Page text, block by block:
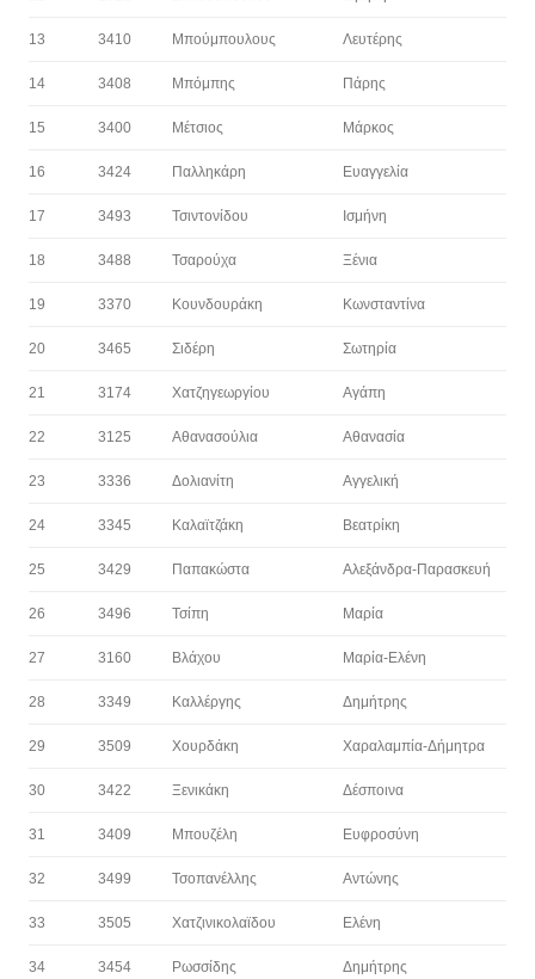
13 3410 Μπούμπουλους Λευτέρης
14 3408 Μπόμπης Πάρης
15 3400 Μέτσιος Μάρκος
16 3424 Παλληκάρη Ευαγγελία
17 3493 Τσιντονίδου Ισμήνη
18 3488 Τσαρούχα Ξένια
19 3370 Κουνδουράκη Κωνσταντίνα
20 3465 Σιδέρη Σωτηρία
21 3174 Χατζηγεωργίου Αγάπη
22 3125 Αθανασούλια Αθανασία
23 3336 Δολιανίτη Αγγελική
24 3345 Καλαϊτζάκη Βεατρίκη
25 3429 Παπακώστα Αλεξάνδρα-Παρασκευή
26 3496 Τσίπη Μαρία
27 3160 Βλάχου Μαρία-Ελένη
28 3349 Καλλέργης Δημήτρης
29 3509 Χουρδάκη Χαραλαμπία-Δήμητρα
30 3422 Ξενικάκη Δέσποινα
31 3409 Μπουζέλη Ευφροσύνη
32 3499 Τσοπανέλλης Αντώνης
33 3505 Χατζινικολαϊδου Ελένη
34 3454 Ρωσσίδης Δημήτρης